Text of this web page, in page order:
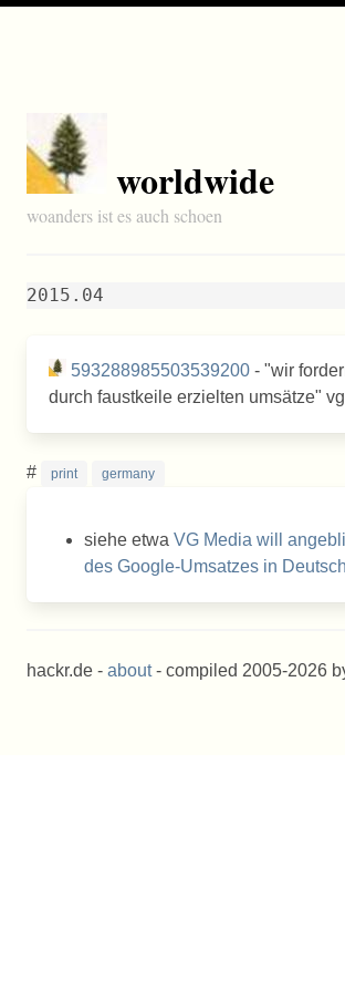
worldwide
woanders ist es auch schoen
2015.04
593288985503539200 - "wir
durch faustkeile erzielten umsätze"
# print germany
siehe etwa VG Media will
des Google-Umsatzes in
hackr.de - about- compiled 2005-2026